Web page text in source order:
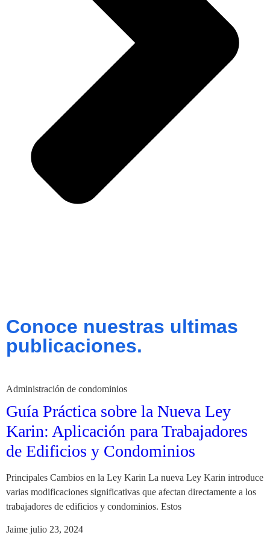
Conoce nuestras ultimas
publicaciones.
Administración de condominios
Guía Práctica sobre la Nueva Ley
Karin: Aplicación para Trabajadores
de Edificios y Condominios
Principales Cambios en la Ley Karin La nueva Ley Karin introduce
varias modificaciones significativas que afectan directamente a los
trabajadores de edificios y condominios. Estos
Jaime julio 23, 2024